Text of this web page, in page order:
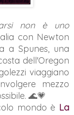
non è uno
con Newton
a Spunes, una
dell'Oregon
viaggiano
mezzo
🌊💗
mondo è La